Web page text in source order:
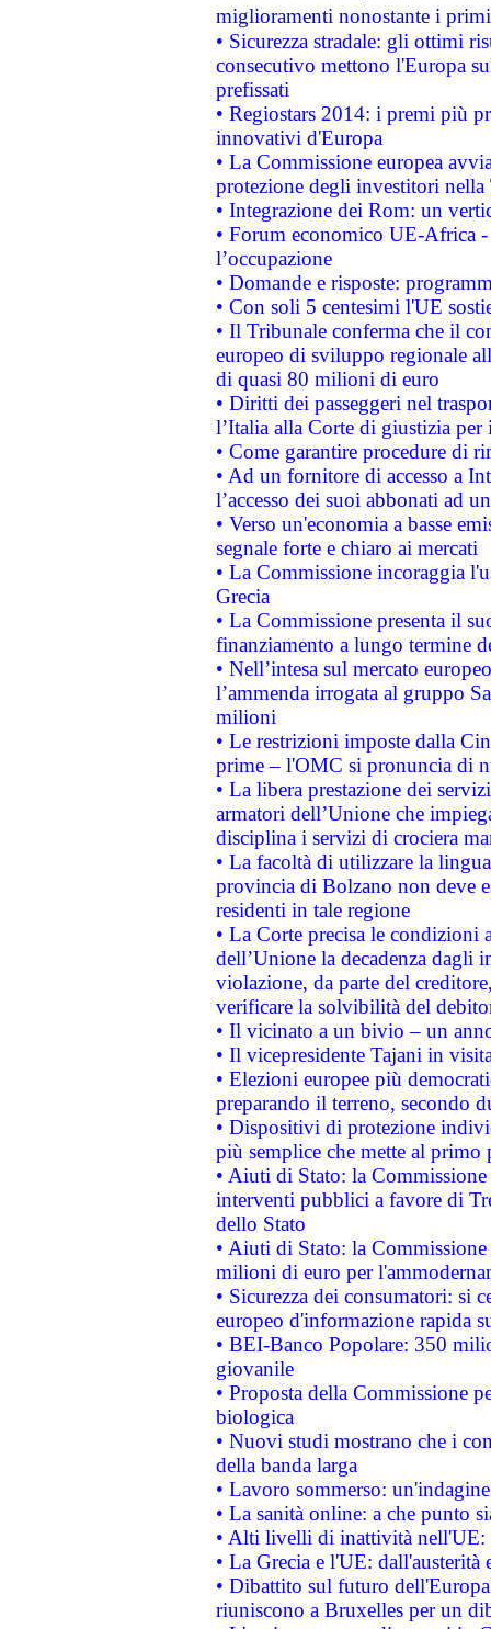
miglioramenti nonostante i
• Sicurezza stradale: gli ottimi
consecutivo mettono l'Europa
prefissati
• Regiostars 2014: i premi più
innovativi d'Europa
• La Commissione europea
protezione degli investitori
• Integrazione dei Rom: un
• Forum economico UE-Africa -
l’occupazione
• Domande e risposte:
• Con soli 5 centesimi l'UE
• Il Tribunale conferma che il
europeo di sviluppo regionale
di quasi 80 milioni di euro
• Diritti dei passeggeri nel
l’Italia alla Corte di giustizia
• Come garantire procedure di
• Ad un fornitore di accesso a
l’accesso dei suoi abbonati ad
• Verso un'economia a basse
segnale forte e chiaro ai mercati
• La Commissione incoraggia
Grecia
• La Commissione presenta il
finanziamento a lungo termine
• Nell’intesa sul mercato
l’ammenda irrogata al gruppo
milioni
• Le restrizioni imposte dalla
prime – l'OMC si pronuncia di
• La libera prestazione dei
armatori dell’Unione che
disciplina i servizi di crociera
• La facoltà di utilizzare la
provincia di Bolzano non deve
residenti in tale regione
• La Corte precisa le
dell’Unione la decadenza dagli
violazione, da parte del
verificare la solvibilità del
• Il vicinato a un bivio – un
• Il vicepresidente Tajani in
• Elezioni europee più
preparando il terreno, secondo
• Dispositivi di protezione
più semplice che mette al primo
• Aiuti di Stato: la
interventi pubblici a favore di
dello Stato
• Aiuti di Stato: la
milioni di euro per
• Sicurezza dei consumatori: si
europeo d'informazione rapida
• BEI-Banco Popolare: 350
giovanile
• Proposta della Commissione
biologica
• Nuovi studi mostrano che i
della banda larga
• Lavoro sommerso:
• La sanità online: a che punto
• Alti livelli di inattività nell'UE:
• La Grecia e l'UE: dall'austerità
• Dibattito sul futuro
riuniscono a Bruxelles per un